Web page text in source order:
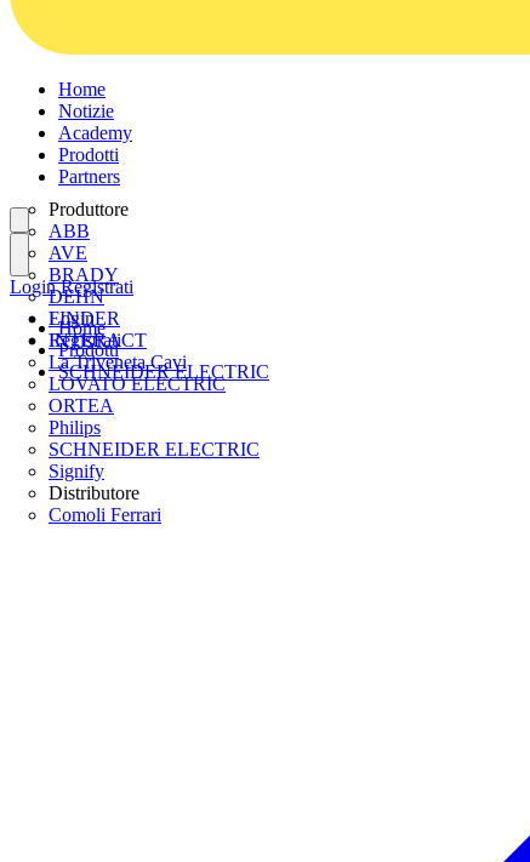
Home
Notizie
Academy
Prodotti
Partners
Produttore
ABB
AVE
BRADY
DEHN
FINDER
INTERACT
La Triveneta Cavi
LOVATO ELECTRIC
ORTEA
Philips
SCHNEIDER ELECTRIC
Signify
Distributore
Comoli Ferrari
Login
Registrati
Login Registrati
Home
Prodotti
SCHNEIDER ELECTRIC